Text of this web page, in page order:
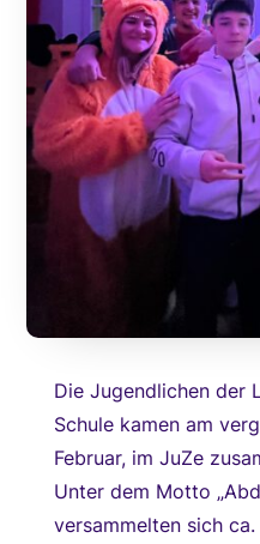
Die Jugendlichen der
Schule kamen am
Februar, im JuZe
Unter dem Motto
versammelten sich